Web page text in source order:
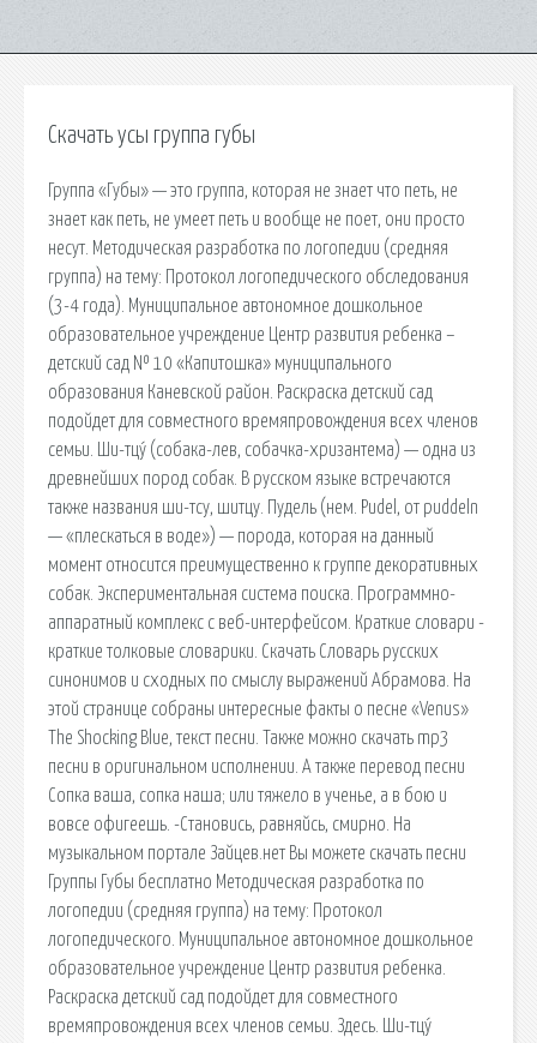
Скачать усы группа губы
Группа «Губы» — это группа, которая не знает что петь, не
знает как петь, не умеет петь и вообще не поет, они просто
несут. Методическая разработка по логопедии (средняя
группа) на тему: Протокол логопедического обследования
(3-4 года). Муниципальное автономное дошкольное
образовательное учреждение Центр развития ребенка –
детский сад № 10 «Капитошка» муниципального
образования Каневской район. Раскраска детский сад
подойдет для совместного времяпровождения всех членов
семьи. Ши-тцу́ (собака-лев, собачка-хризантема) — одна из
древнейших пород собак. В русском языке встречаются
также названия ши-тсу, шитцу. Пудель (нем. Pudel, от puddeln
— «плескаться в воде») — порода, которая на данный
момент относится преимущественно к группе декоративных
собак. Экспериментальная система поиска. Программно-
аппаратный комплекс с веб-интерфейсом. Краткие словари -
краткие толковые словарики. Скачать Словарь русских
синонимов и сходных по смыслу выражений Абрамова. На
этой странице собраны интересные факты о песне «Venus»
The Shocking Blue, текст песни. Также можно скачать mp3
песни в оригинальном исполнении. А также перевод песни
Сопка ваша, сопка наша; или тяжело в ученье, а в бою и
вовсе офигеешь. -Становись, равняйсь, смирно. На
музыкальном портале Зайцев.нет Вы можете скачать песни
Группы Губы бесплатно Методическая разработка по
логопедии (средняя группа) на тему: Протокол
логопедического. Муниципальное автономное дошкольное
образовательное учреждение Центр развития ребенка.
Раскраска детский сад подойдет для совместного
времяпровождения всех членов семьи. Здесь. Ши-тцу́